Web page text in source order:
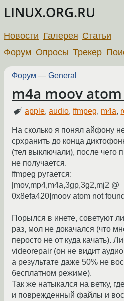
LINUX.ORG.RU
Новости Галерея Статьи
Форум Опросы Трекер
Форум — General
m4a moov
apple,audio,ffmpeg, m4a,
На сколько я понял айфону
срхранить до конца
(тел выключали), после чего
не получается.
ffmpeg ругается:
[mov,mp4,m4a,3gp,3g2,mj2 @
0x8efa420]moov atom not found
Порылся в инете, советуют
раз, мол не докачался (что
перосто не от куда качать).
videorepair (он не видит
а результате даже 50% не
бесплатном режиме).
Так же натыкался на ветку,
и поврежденный файлы и